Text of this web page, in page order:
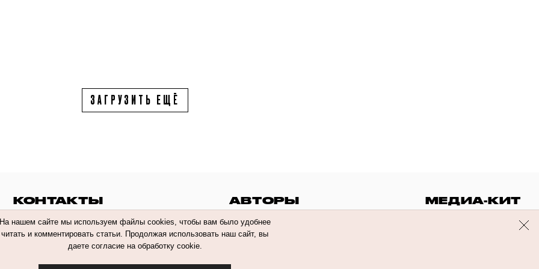
ЗАГРУЗИТЬ ЕЩЁ
КОНТАКТЫ АВТОРЫ МЕДИА-КИТ
На нашем сайте мы используем файлы cookies, чтобы вам было удобнее
читать и комментировать статьи. Продолжая использовать наш сайт, вы
даете согласие на обработку cookie.